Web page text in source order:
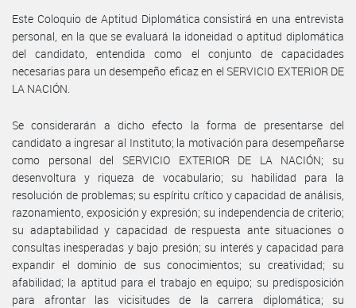
Este Coloquio de Aptitud Diplomática consistirá en una entrevista
personal, en la que se evaluará la idoneidad o aptitud diplomática
del candidato, entendida como el conjunto de capacidades
necesarias para un desempeño eficaz en el SERVICIO EXTERIOR DE
LA NACIÓN.
Se considerarán a dicho efecto la forma de presentarse del
candidato a ingresar al Instituto; la motivación para desempeñarse
como personal del SERVICIO EXTERIOR DE LA NACIÓN; su
desenvoltura y riqueza de vocabulario; su habilidad para la
resolución de problemas; su espíritu crítico y capacidad de análisis,
razonamiento, exposición y expresión; su independencia de criterio;
su adaptabilidad y capacidad de respuesta ante situaciones o
consultas inesperadas y bajo presión; su interés y capacidad para
expandir el dominio de sus conocimientos; su creatividad; su
afabilidad; la aptitud para el trabajo en equipo; su predisposición
para afrontar las vicisitudes de la carrera diplomática; su